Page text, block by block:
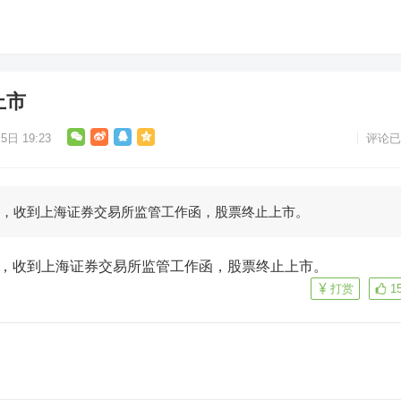
市
日 19:23 评论
收到上海证券交易所监管工作函，股票终止上市。
到上海证券交易所监管工作函，股票终止上市。
打赏